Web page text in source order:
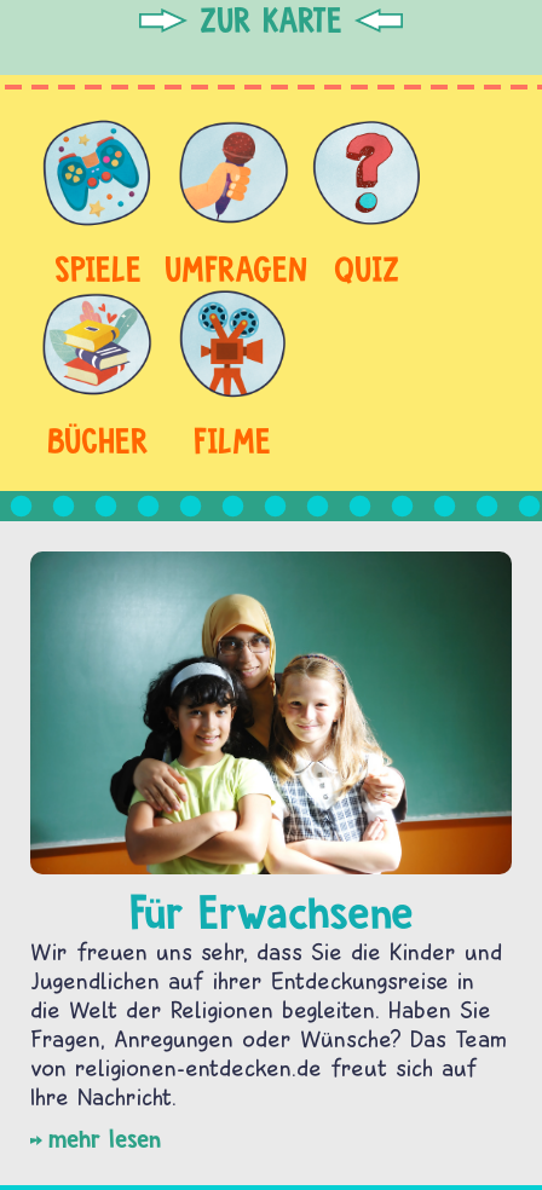
ZUR KARTE
SPIELE UMFRAGEN QUIZ
BÜCHER FILME
Für Erwachsene
Wir freuen uns sehr, dass Sie die Kinder und
Jugendlichen auf ihrer Entdeckungsreise in
die Welt der Religionen begleiten. Haben Sie
Fragen, Anregungen oder Wünsche? Das Team
von religionen-entdecken.de freut sich auf
Ihre Nachricht.
mehr lesen